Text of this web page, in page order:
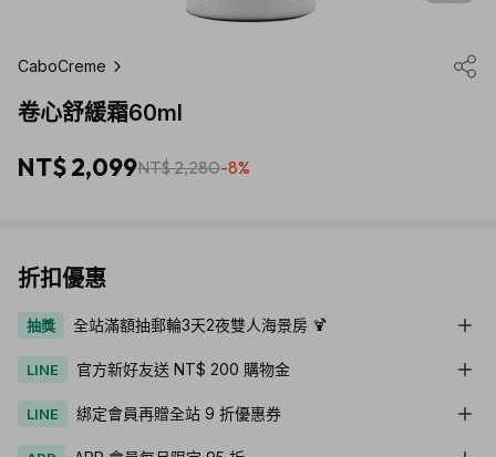
CaboCreme
卷心舒緩霜60ml
NT$ 2,099NT$ 2,280-8%
折扣優惠
抽獎 全站滿額抽郵輪3天2夜雙人海景房 🍹
LINE 官方新好友送 NT$ 200 購物金
LINE 綁定會員再贈全站 9 折優惠券